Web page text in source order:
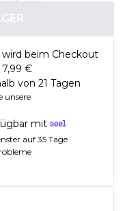
beim Checkout
€
von 21 Tagen
unsere
mit
auf 35 Tage